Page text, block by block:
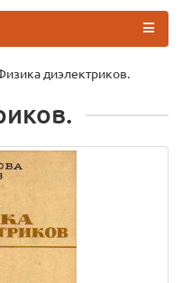
диэлектриков.